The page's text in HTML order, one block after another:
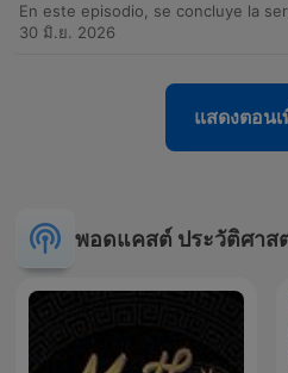
30 มิ.ย. 2026
แสดงตอน
พอดแคสต์ ประวัติศาส